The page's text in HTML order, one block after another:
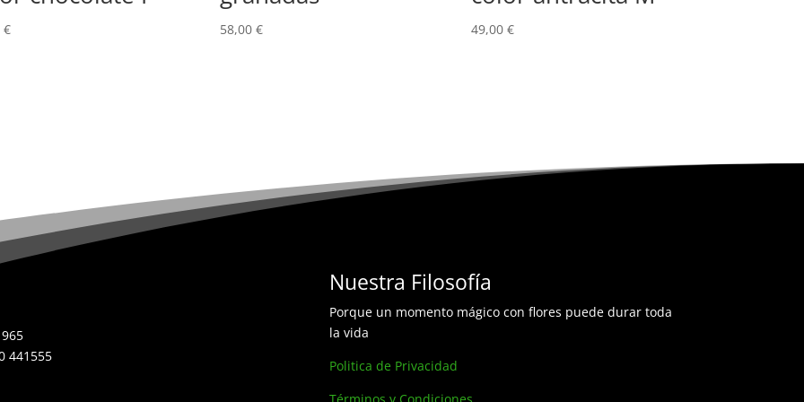
€ 58,00 € 49,00 €
441555
Nuestra Filosofía
Porque un momento mágico con flores puede durar toda
la vida
Politica de Privacidad